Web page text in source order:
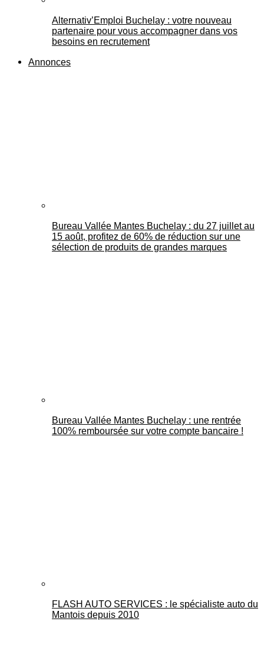
Alternativ’Emploi Buchelay : votre nouveau
partenaire pour vous accompagner dans vos
besoins en recrutement
Annonces
Bureau Vallée Mantes Buchelay : du 27 juillet au
15 août, profitez de 60% de réduction sur une
sélection de produits de grandes marques
Bureau Vallée Mantes Buchelay : une rentrée
100% remboursée sur votre compte bancaire !
FLASH AUTO SERVICES : le spécialiste auto du
Mantois depuis 2010